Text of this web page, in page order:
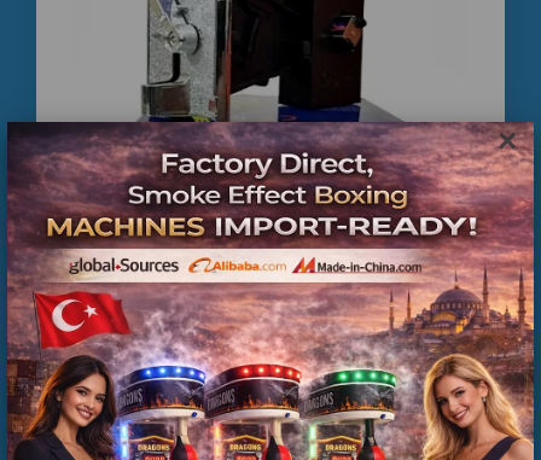
×
langırt teknik servis istanbul
en uygun langırt masası
bakımlı langırt masaları
#LangırtMasası
#İkinciElLangırt
#UygunFiyatLangırt
#LangırtSatışı
#JetonluLangırt
#Langırtİstanbul
#LangırtTamir
#LangırtKurulumu
Para Jeton Kanalı Fiyatları